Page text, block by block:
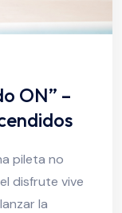
ON” –
pileta no
disfrute vive
la